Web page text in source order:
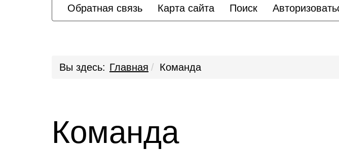
Обратная связь Карта сайта Поиск
Вы здесь: Главная Команда
Команда